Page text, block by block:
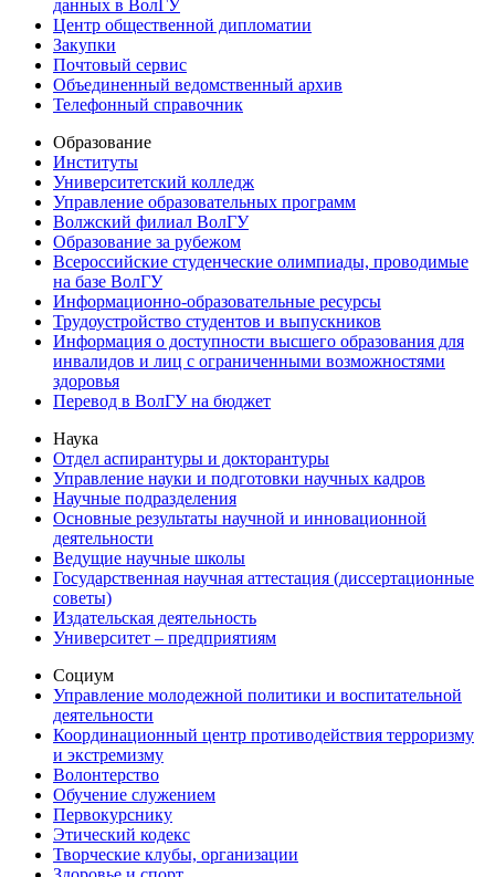
данных в ВолГУ
Центр общественной дипломатии
Закупки
Почтовый сервис
Объединенный ведомственный архив
Телефонный справочник
Образование
Институты
Университетский колледж
Управление образовательных программ
Волжский филиал ВолГУ
Образование за рубежом
Всероссийские студенческие олимпиады, проводимые
на базе ВолГУ
Информационно-образовательные ресурсы
Трудоустройство студентов и выпускников
Информация о доступности высшего образования для
инвалидов и лиц с ограниченными возможностями
здоровья
Перевод в ВолГУ на бюджет
Наука
Отдел аспирантуры и докторантуры
Управление науки и подготовки научных кадров
Научные подразделения
Основные результаты научной и инновационной
деятельности
Ведущие научные школы
Государственная научная аттестация (диссертационные
советы)
Издательская деятельность
Университет – предприятиям
Социум
Управление молодежной политики и воспитательной
деятельности
Координационный центр противодействия терроризму
и экстремизму
Волонтерство
Обучение служением
Первокурснику
Этический кодекс
Творческие клубы, организации